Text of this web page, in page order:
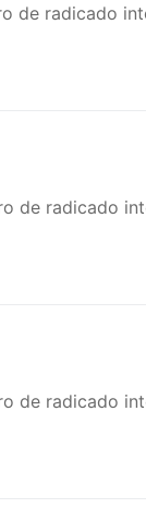
de radicado
de radicado
de radicado